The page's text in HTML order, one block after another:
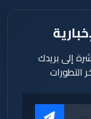
إلى بريدك
التطورات